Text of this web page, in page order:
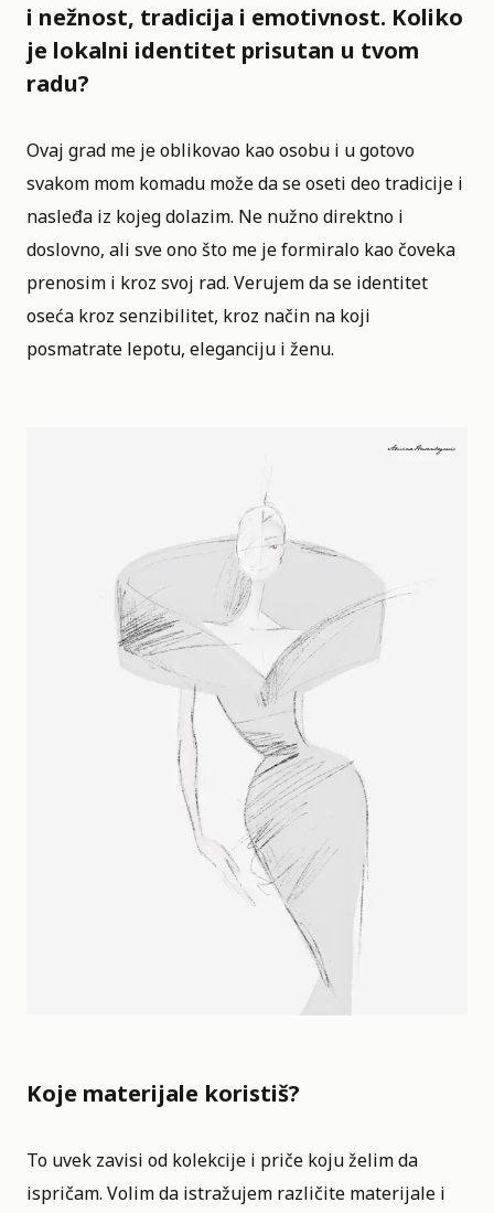
i nežnost, tradicija i emotivnost. Koliko
je lokalni identitet prisutan u tvom
radu?
Ovaj grad me je oblikovao kao osobu i u gotovo
svakom mom komadu može da se oseti deo tradicije i
nasleđa iz kojeg dolazim. Ne nužno direktno i
doslovno, ali sve ono što me je formiralo kao čoveka
prenosim i kroz svoj rad. Verujem da se identitet
oseća kroz senzibilitet, kroz način na koji
posmatrate lepotu, eleganciju i ženu.
Koje materijale koristiš?
To uvek zavisi od kolekcije i priče koju želim da
ispričam. Volim da istražujem različite materijale i